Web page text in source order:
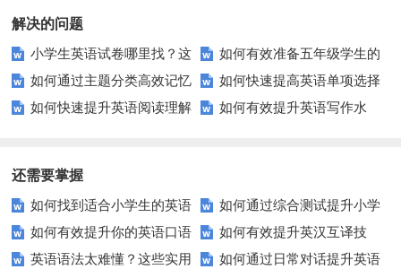
解决的问题
小学生英语试卷哪里找？这
些优质资源别错过！
如何有效准备五年级学生的
英语测试？这里有妙招！
如何通过主题分类高效记忆
英语单词？
如何快速提高英语单项选择
题的正确率？
如何快速提升英语阅读理解
如何有效提升英语写作水
还需要掌握
如何找到适合小学生的英语
听力练习资源？
如何通过综合测试提升小学
生英语听说读写技能？
如何有效提升你的英语口语
表达能力？这5个技巧让你说一
如何有效提升英汉互译技
巧？这些方法让你翻译更精准！
英语语法太难懂？这些实用
如何通过日常对话提升英语